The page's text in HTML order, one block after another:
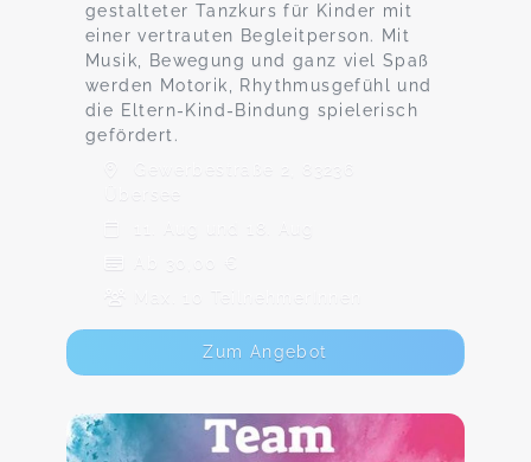
gestalteter Tanzkurs für Kinder mit
einer vertrauten Begleitperson. Mit
Musik, Bewegung und ganz viel Spaß
werden Motorik, Rhythmusgefühl und
die Eltern-Kind-Bindung spielerisch
gefördert.
Gewerbestraße 2, 83236
11. Aug und 18. Aug
Ab 30,00 €
Max. 10 TeilnehmerInnen
Zum Angebot